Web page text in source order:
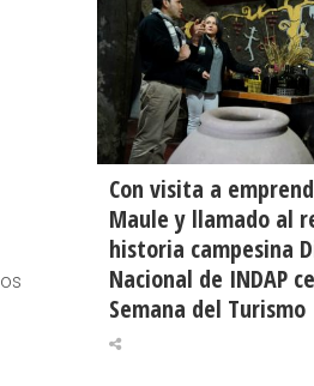
Con visita a
Maule y llamado al
historia campesina
Nacional de INDAP
Semana del Turismo